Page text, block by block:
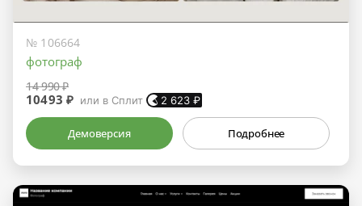
№ 106664
фотограф
14 990 ₽
10493 ₽ или в Сплит 2 623 ₽
Демоверсия Подробнее